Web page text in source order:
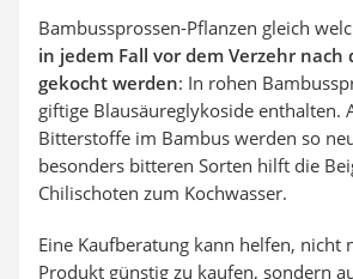
Bambussprossen-Pflanzen gleich
in jedem Fall vor dem Verzehr nach
gekocht werden: In rohen
giftige Blausäureglykoside enthalten.
Bitterstoffe im Bambus werden so
besonders bitteren Sorten hilft die
Chilischoten zum Kochwasser.
Eine Kaufberatung kann helfen, nicht
Produkt günstig zu kaufen, sondern